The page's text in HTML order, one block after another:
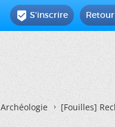
 S'inscrire
Archéologie [Fouilles]